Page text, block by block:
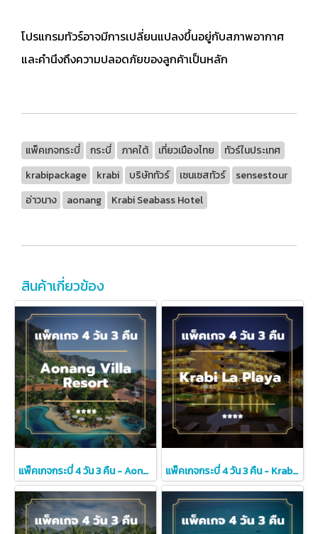
โปรแกรมทัวร์อาจมีการเปลี่ยนแปลงขึ้นอยู่กับสภาพอากาศ
และคำนึงถึงความปลอดภัยของลูกค้าเป็นหลัก
แพ็คเกจกระบี่ กระบี่ ภาคใต้ เที่ยวเมืองไทย
ทัวร์ในประเทศ
krabipackage
krabi บริษัททัวร์ เซนเซสทัวร์
sensestour
อ่าวนาง
aonang Krabi Seabass Hotel
สินค้าเกี่ยวข้อง
แพ็คเกจกระบี่ 4 วัน 3 คืน - Aonang Villa Resort (4-star) แพ็คเกจกระบี่ 4 วัน 3 คืน - Krabi La Playa Resort (4-star)